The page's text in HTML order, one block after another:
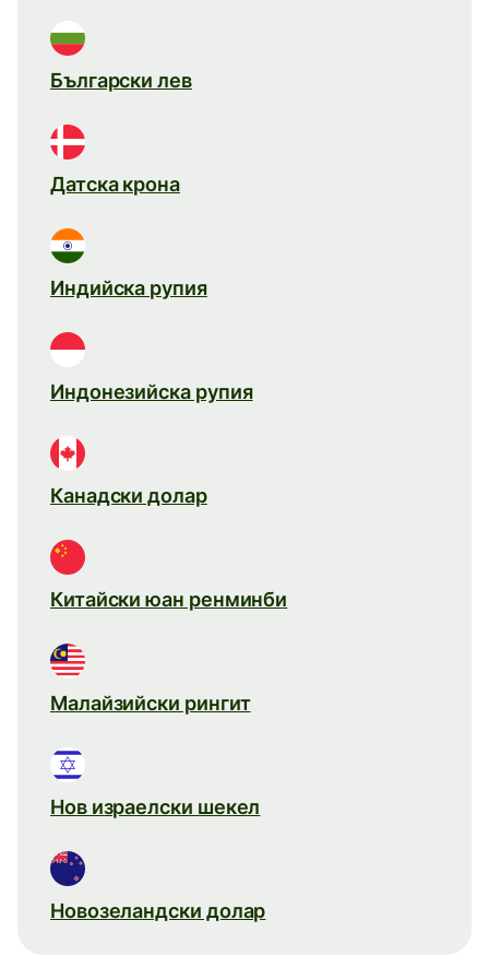
Български лев
Датска крона
Индийска рупия
Индонезийска рупия
Канадски долар
Китайски юан ренминби
Малайзийски рингит
Нов израелски шекел
Новозеландски долар